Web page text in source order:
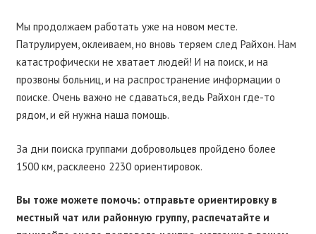
Мы продолжаем работать уже на новом месте.
Патрулируем, оклеиваем, но вновь теряем след Райхон. Нам
катастрофически не хватает людей! И на поиск, и на
прозвоны больниц, и на распространение информации о
поиске. Очень важно не сдаваться, ведь Райхон где-то
рядом, и ей нужна наша помощь.
За дни поиска группами добровольцев пройдено более
1500 км, расклеено 2230 ориентировок.
Вы тоже можете помочь: отправьте ориентировку в
местный чат или районную группу, распечатайте и